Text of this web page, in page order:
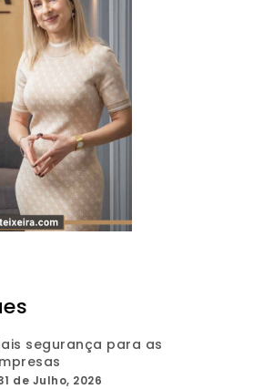
segurança para as
de Julho, 2026